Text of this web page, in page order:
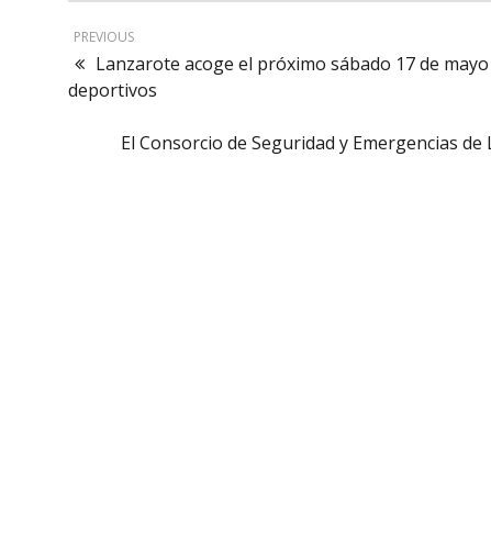
PREVIOUS
Lanzarote acoge el próximo sábado 17 de
deportivos
El Consorcio de Seguridad y Emergencias